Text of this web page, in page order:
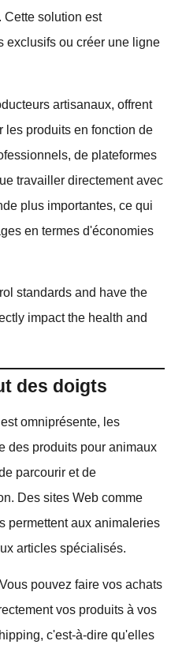
Cette solution est
exclusifs ou créer une ligne
artisanaux, offrent
les produits en fonction de
de plateformes
travailler directement avec
plus importantes, ce qui
en termes d'économies
standards and have the
impact the health and
des doigts
omniprésente, les
des produits pour animaux
parcourir et de
Des sites Web comme
permettent aux animaleries
articles spécialisés.
pouvez faire vos achats
vos produits à vos
c'est-à-dire qu'elles